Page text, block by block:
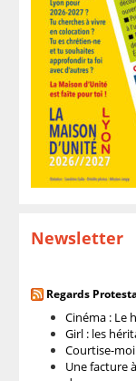
Newsletter
Regards
Cinéma : Le
Girl : les
Courtise-moi
Une facture